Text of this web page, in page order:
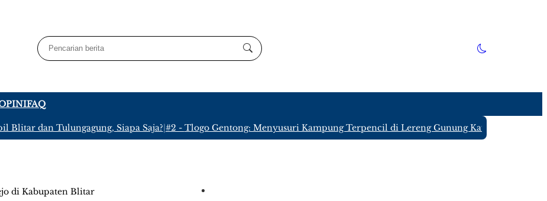
FAQ
dan Tulungagung, Siapa Saja?|#2 -Tlogo Gentong: Menyusuri Kampung Terpencil di Lereng Gunung Kawi Blitar yang
di Kabupaten Blitar